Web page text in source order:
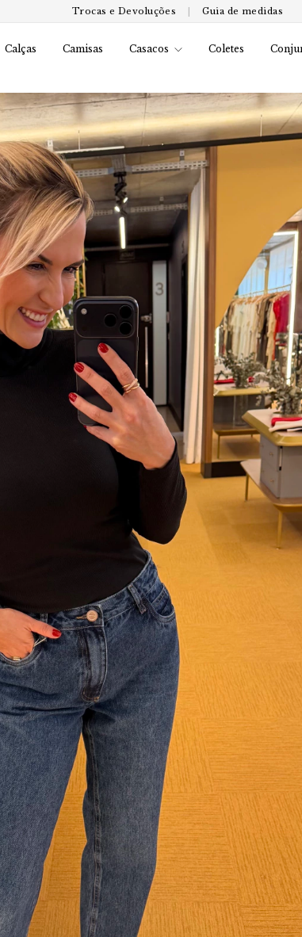
Trocas e Devoluções Guia de medidas
Calças Camisas Casacos Coletes